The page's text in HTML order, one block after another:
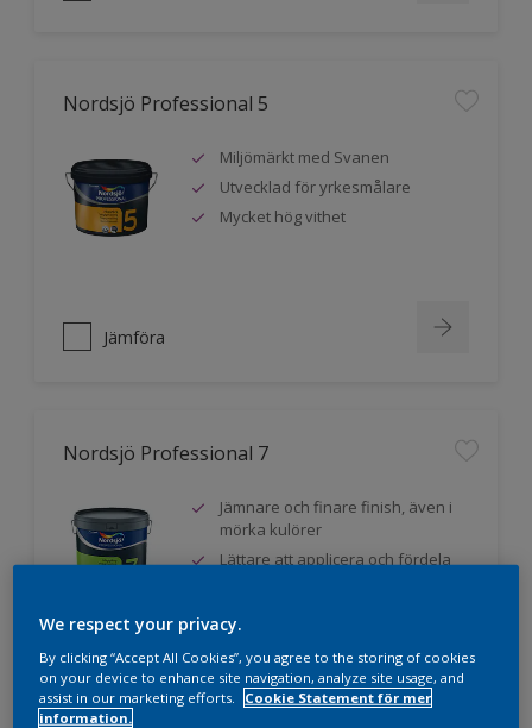
Nordsjö Professional 5
Miljömärkt med Svanen
Utvecklad för yrkesmålare
Mycket hög vithet
Jämföra
Nordsjö Professional 7
Jämnare och finare finish, även i
mörka kulörer
Lättare att applicera och fördela
Jämföra
We respect your privacy.
By clicking “Accept All Cookies”, you agree to the storing of cookies
on your device to enhance site navigation, analyze site usage, and
assist in our marketing efforts.
Cookie Statement för mer
information.